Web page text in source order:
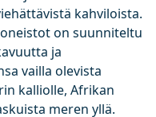
kahviloista.
on suunniteltu
ja
vailla olevista
kalliolle, Afrikan
meren yllä.